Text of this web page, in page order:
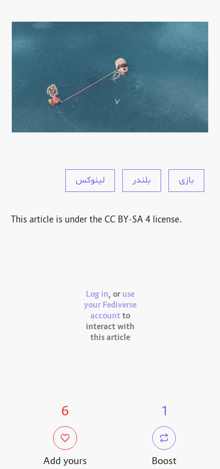
بازی بلندر لینوکس
This article is under the CC BY-SA 4 license.
Log in, or use
your Fediverse
account to
interact with
this article
6
Add yours
1
Boost